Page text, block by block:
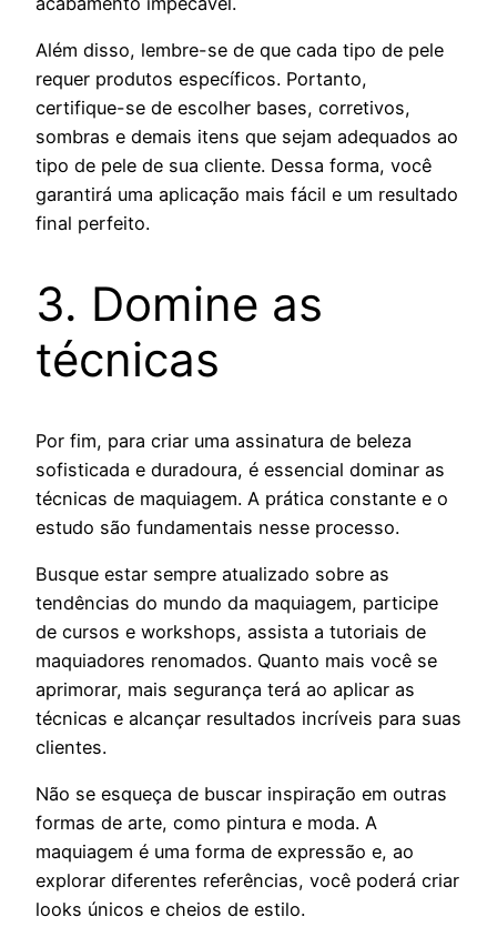
Além disso, lembre-se de que cada tipo de pele
requer produtos específicos. Portanto,
certifique-se de escolher bases, corretivos,
sombras e demais itens que sejam adequados ao
tipo de pele de sua cliente. Dessa forma, você
garantirá uma aplicação mais fácil e um resultado
final perfeito.
3. Domine as
técnicas
Por fim, para criar uma assinatura de beleza
sofisticada e duradoura, é essencial dominar as
técnicas de maquiagem. A prática constante e o
estudo são fundamentais nesse processo.
Busque estar sempre atualizado sobre as
tendências do mundo da maquiagem, participe
de cursos e workshops, assista a tutoriais de
maquiadores renomados. Quanto mais você se
aprimorar, mais segurança terá ao aplicar as
técnicas e alcançar resultados incríveis para suas
clientes.
Não se esqueça de buscar inspiração em outras
formas de arte, como pintura e moda. A
maquiagem é uma forma de expressão e, ao
explorar diferentes referências, você poderá criar
looks únicos e cheios de estilo.